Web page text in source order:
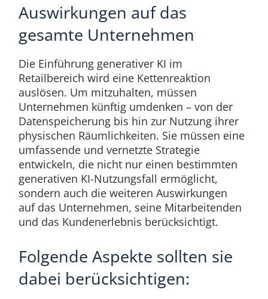
Auswirkungen auf das
gesamte Unternehmen
Die Einführung generativer KI im
Retailbereich wird eine Kettenreaktion
auslösen. Um mitzuhalten, müssen
Unternehmen künftig umdenken – von der
Datenspeicherung bis hin zur Nutzung ihrer
physischen Räumlichkeiten. Sie müssen eine
umfassende und vernetzte Strategie
entwickeln, die nicht nur einen bestimmten
generativen KI-Nutzungsfall ermöglicht,
sondern auch die weiteren Auswirkungen
auf das Unternehmen, seine Mitarbeitenden
und das Kundenerlebnis berücksichtigt.
Folgende Aspekte sollten sie
dabei berücksichtigen: